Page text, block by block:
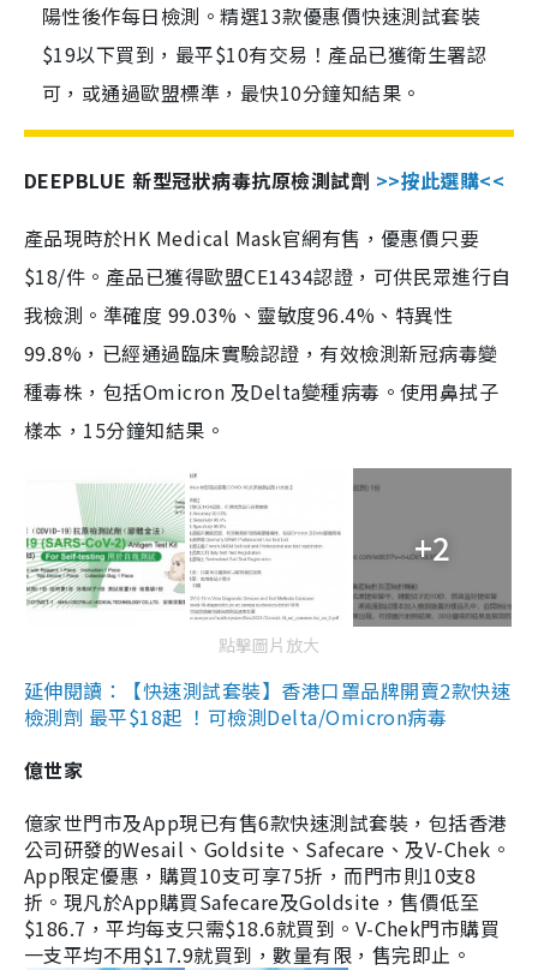
陽性後作每日檢測。精選13款優惠價快速測試套裝
$19以下買到，最平$10有交易！產品已獲衛生署認
可，或通過歐盟標準，最快10分鐘知結果。
DEEPBLUE 新型冠狀病毒抗原檢測試劑 >>按此選購<<
產品現時於HK Medical Mask官網有售，優惠價只要
$18/件。產品已獲得歐盟CE1434認證，可供民眾進行自
我檢測。準確度 99.03%、靈敏度96.4%、特異性
99.8%，已經通過臨床實驗認證，有效檢測新冠病毒變
種毒株，包括Omicron 及Delta變種病毒。使用鼻拭子
樣本，15分鐘知結果。
+2
點擊圖片放大
延伸閱讀：【快速測試套裝】香港口罩品牌開賣2款快速
檢測劑 最平$18起 ！可檢測Delta/Omicron病毒
億世家
億家世門市及App現已有售6款快速測試套裝，包括香港
公司研發的Wesail、Goldsite、Safecare、及V-Chek。
App限定優惠，購買10支可享75折，而門市則10支8
折。現凡於App購買Safecare及Goldsite，售價低至
$186.7，平均每支只需$18.6就買到。V-Chek門市購買
一支平均不用$17.9就買到，數量有限，售完即止。